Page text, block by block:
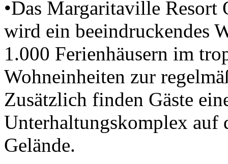
•Das Margaritaville
wird ein beeindruckendes
1.000 Ferienhäusern im
Wohneinheiten zur
Zusätzlich finden Gäste
Unterhaltungskomplex auf
Gelände.